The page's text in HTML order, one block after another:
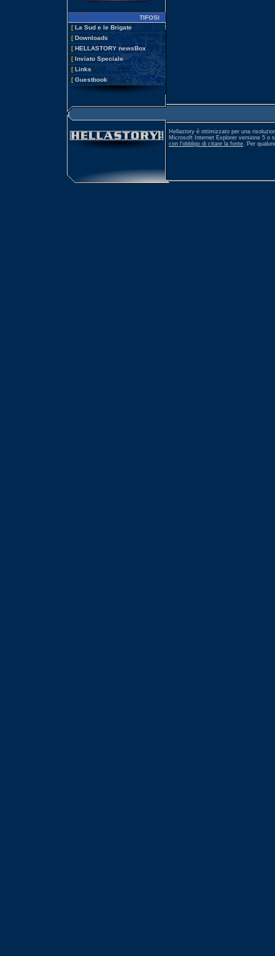
TIFOSI
[ La Sud e le Brigate
[ Downloads
[ HELLASTORY newsBox
[ Inviato Speciale
[ Links
[ Guestbook
Hellastory è ottimizzato per una
Microsoft Internet Explorer versione 5 o
con l'obbligo di citare la fonte. Per